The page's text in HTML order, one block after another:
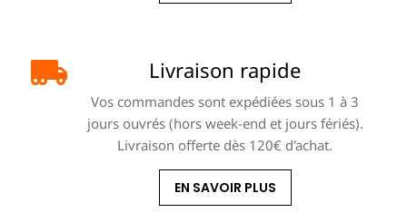
Livraison rapide
Vos commandes sont expédiées sous 1 à 3
jours ouvrés (hors week-end et jours fériés).
Livraison offerte dès 120€ d'achat.
EN SAVOIR PLUS